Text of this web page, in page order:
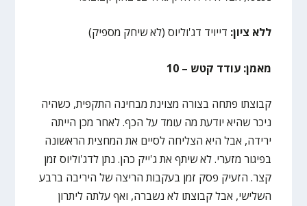
ללא ציון: דייויד דג'וליוס (לא שיחק מספיק)
מאמן: עודד קטש – 10
קבוצתו פתחה בצורה מצוינת מבחינה התקפית, כשהיה
ניכר שהיא יודעת מה עומד על הכף. לאחר מכן הייתה
ירידה, אבל היא הצליחה לסיים את המחצית הראשונה
בפיגור מזערי. לא שיתף את ג'ייק כהן. נתן לדג'וליוס זמן
קצר. הזעיק פסק זמן בעקבות הריצה של היריבה ברבע
השלישי, אבל קבוצתו לא נשברה, ואף עלתה ליתרון